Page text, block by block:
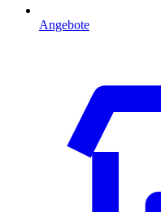
Angebote